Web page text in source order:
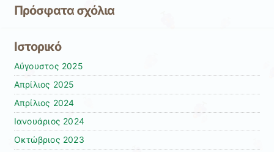
Πρόσφατα σχόλια
Ιστορικό
Αύγουστος 2025
Απρίλιος 2025
Απρίλιος 2024
Ιανουάριος 2024
Οκτώβριος 2023